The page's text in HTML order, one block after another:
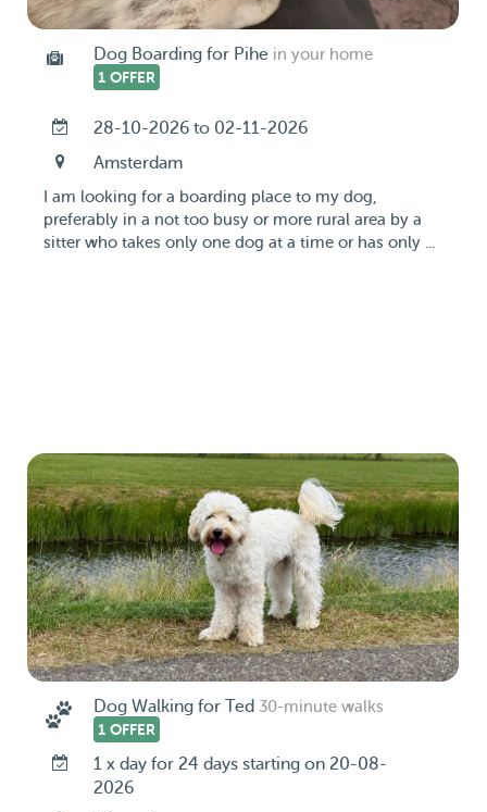
Dog Boarding for Pihe in your home
1 OFFER
28-10-2026 to 02-11-2026
Amsterdam
I am looking for a boarding place to my dog,
preferably in a not too busy or more rural area by a
sitter who takes only one dog at a time or has only ...
Dog Walking for Ted 30-minute walks
1 OFFER
1 x day for 24 days starting on 20-08-
2026